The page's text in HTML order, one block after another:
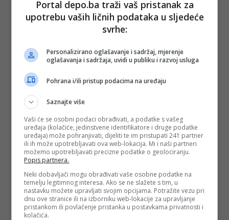
Posao vrijedan stotine miliona eura
od najvećih akvizicija u prehrambenoj i industriji pića u regiji
posljednjih godina.
Za Bosnu i Hercegovinu posebno je važna činjenica da se u
središtu ove velike regionalne priče nalazi Sarajevski kiseljak
predstavlja jedan od najvrjednijih domaćih brendova.
Može li Badel preuzeti kompaniju višestruko veću od
njega samog
Posebno je zanimljivo da je Badel znatno manja kompanija
od biznisa koji želi preuzeti. Prema posljednjim dostupnim
podacima, Badel 1862 je prošle godine ostvario prihode od
oko 88,8 miliona eura i EBITDA-u od 22 miliona eura.
To znači da Badel pokušava preuzeti grupu kompanija koja
je višestruko veća od njega samog, zbog čega bi ova
transakcija mogla predstavljati jednu od najvećih i
najambicioznijih akvizicija u regionalnoj prehrambenoj
Portal depo.ba traži vaš pristanak za
upotrebu vaših ličnih podataka u sljedeće
svrhe:
Personalizirano oglašavanje i sadržaj, mjerenje
oglašavanja i sadržaja, uvidi u publiku i razvoj usluga
Pohrana i/ili pristup podacima na uređaju
Saznajte više
Vaši će se osobni podaci obrađivati, a podatke s vašeg
uređaja (kolačiće, jedinstvene identifikatore i druge podatke
uređaja) može pohranjivati, dijeliti te im pristupati 241 partner
ili ih može upotrebljavati ova web-lokacija. Mi i naši partneri
možemo upotrebljavati precizne podatke o geolociranju.
Popis partnera.
Neki dobavljači mogu obrađivati vaše osobne podatke na
temelju legitimnog interesa. Ako se ne slažete s tim, u
nastavku možete upravljati svojim opcijama. Potražite vezu pri
dnu ove stranice ili na izborniku web-lokacije za upravljanje
pristankom ili povlačenje pristanka u postavkama privatnosti i
kolačića.